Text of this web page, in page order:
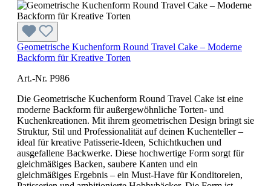
Geometrische Kuchenform Round Travel Cake – Moderne
Backform für Kreative Torten
Art.-Nr. P986
Die Geometrische Kuchenform Round Travel Cake ist eine
moderne Backform für außergewöhnliche Torten- und
Kuchenkreationen. Mit ihrem geometrischen Design bringt sie
Struktur, Stil und Professionalität auf deinen Kuchenteller –
ideal für kreative Patisserie-Ideen, Schichtkuchen und
ausgefallene Backwerke. Diese hochwertige Form sorgt für
gleichmäßiges Backen, saubere Kanten und ein
gleichmäßiges Ergebnis – ein Must-Have für Konditoreien,